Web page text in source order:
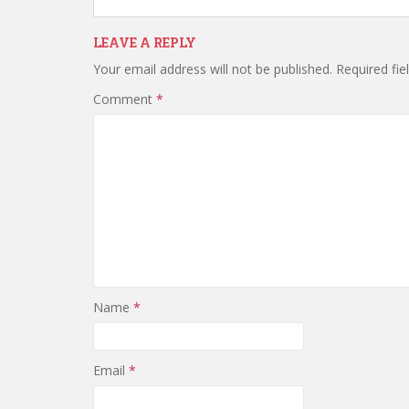
LEAVE A REPLY
Your email address will not be published. Required
Comment *
Name *
Email *